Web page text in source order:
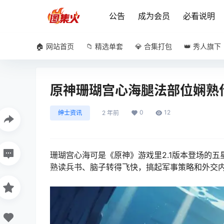
公告 成为会员 必看说明
🏠 网站首页 📁 精选单套 💎 合集打包 👑 秀人旗下
原神珊瑚宫心海腿法部位娴熟
绅士资讯 2 年前 0 12
珊瑚宫心海可是《原神》游戏里2.1版本登场的
熟读兵书、脑子转得飞快，搞起军事策略和外交